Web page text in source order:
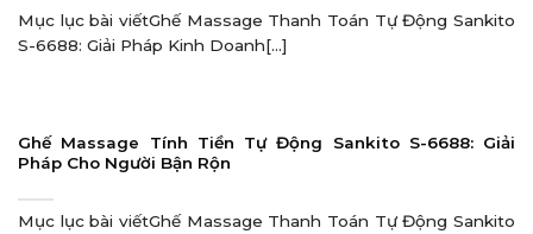
Mục lục bài viếtGhế Massage Thanh Toán Tự Động Sankito
S-6688: Giải Pháp Kinh Doanh[...]
Ghế Massage Tính Tiền Tự Động Sankito S-6688: Giải
Pháp Cho Người Bận Rộn
Mục lục bài viếtGhế Massage Thanh Toán Tự Động Sankito